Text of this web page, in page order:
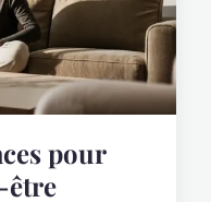
pour
être